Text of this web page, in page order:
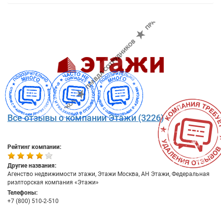
Все отзывы о компании Этажи (3226)
Рейтинг компании:
Другие названия:
Агенство недвижимости этажи, Этажи Москва, АН Этажи, Федеральная
риэлторская компания «Этажи»
Телефоны:
+7 (800) 510-2-510